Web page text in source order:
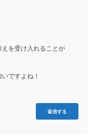
を受け入れることが
ですよね！
返信する